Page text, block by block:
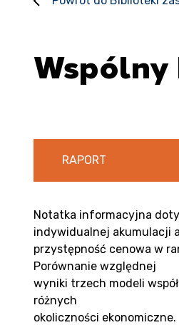
Wspólny
RAPORT
Notatka informacyjna
indywidualnej akumulacji
przystępność cenowa w
Porównanie względnej
wyniki trzech modeli
różnych
okoliczności ekonomiczne.